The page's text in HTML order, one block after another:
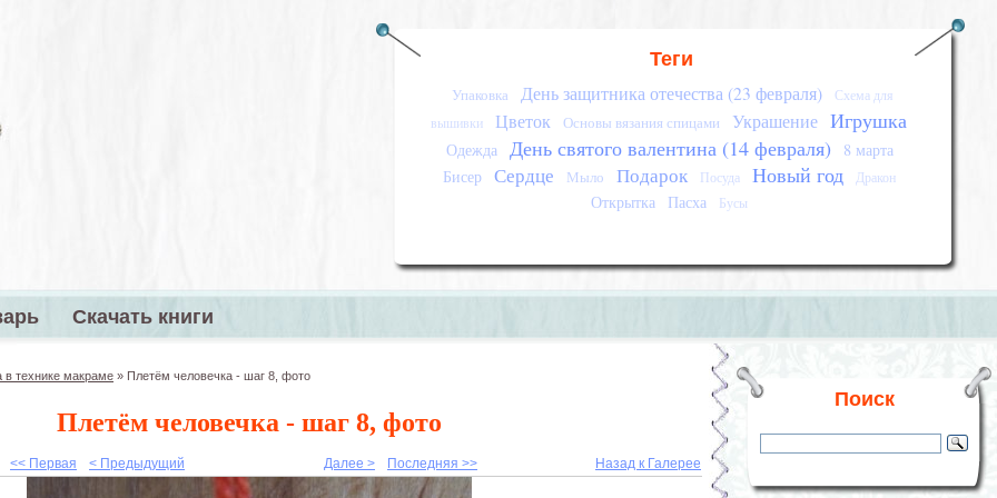
Теги
Упаковка День защитника отечества (23 февраля)
Схема для
вышивки
Цветок Основы вязания спицами Украшение Игрушка
Одежда День святого валентина (14 февраля)
8 марта
Бисер Сердце Мыло Подарок Посуда Новый год Дракон
Открытка Пасха Бусы
Скачать книги
в технике макраме » Плетём человечка - шаг 8, фото
Плетём человечка - шаг 8, фото
<< Первая < Предыдущий Далее > Последняя >> Назад к Галерее
Поиск